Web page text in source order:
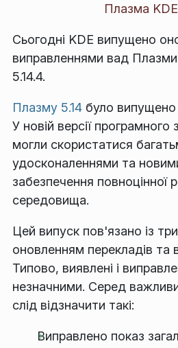
Плазма
Сьогодні KDE випущено
виправленнями вад
5.14.4.
Плазму 5.14 було випущено
У новій версії програмного
могли скористатися
удосконаленнями та
забезпечення повноцінної
середовища.
Цей випуск пов'язано із
оновленням перекладів та
Типово, виявлені і
незначними. Серед
слід відзначити такі:
Виправлено показ